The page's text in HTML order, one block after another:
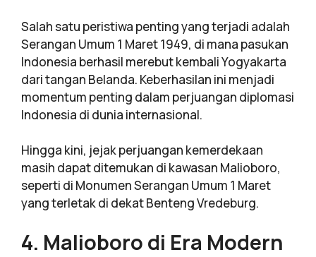
Salah satu peristiwa penting yang terjadi adalah
Serangan Umum 1 Maret 1949, di mana pasukan
Indonesia berhasil merebut kembali Yogyakarta
dari tangan Belanda. Keberhasilan ini menjadi
momentum penting dalam perjuangan diplomasi
Indonesia di dunia internasional.
Hingga kini, jejak perjuangan kemerdekaan
masih dapat ditemukan di kawasan Malioboro,
seperti di Monumen Serangan Umum 1 Maret
yang terletak di dekat Benteng Vredeburg.
4. Malioboro di Era Modern